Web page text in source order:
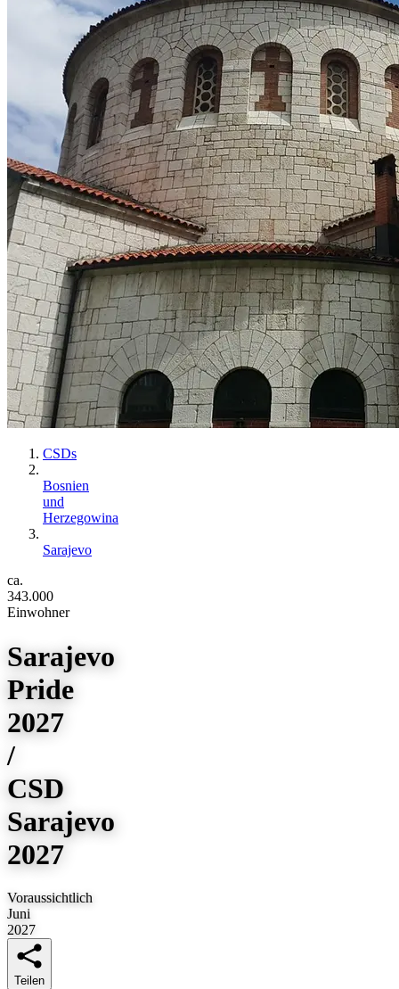
CSDs
Bosnien
und
Herzegowina
Sarajevo
ca.
343.000
Einwohner
Sarajevo
Pride
2027
/
CSD
Sarajevo
2027
Voraussichtlich
Juni
2027
Teilen